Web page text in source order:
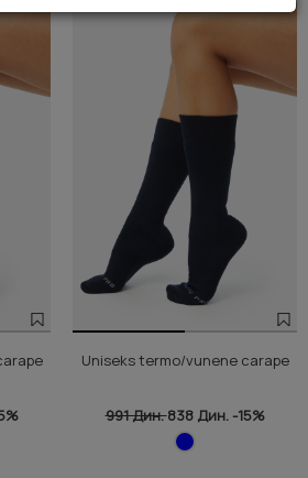
Uniseks termo/vunene carape
991 Дин.838 Дин. -15%